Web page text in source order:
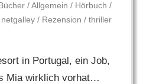
/Allgemein / Hörbuch /
netgalley / Rezension / thriller
in Portugal, ein Job,
Mia wirklich vorhat…